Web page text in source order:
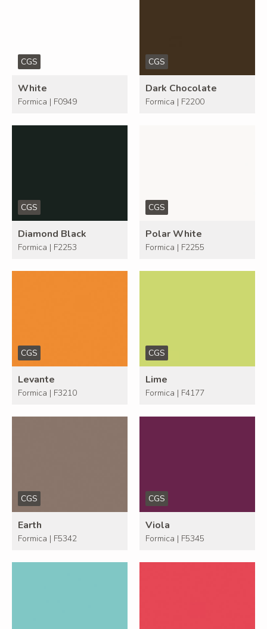
CGS
White
Formica | F0949
CGS
Dark Chocolate
Formica | F2200
CGS
Diamond Black
Formica | F2253
CGS
Polar White
Formica | F2255
CGS
Levante
Formica | F3210
CGS
Lime
Formica | F4177
CGS
Earth
Formica | F5342
CGS
Viola
Formica | F5345